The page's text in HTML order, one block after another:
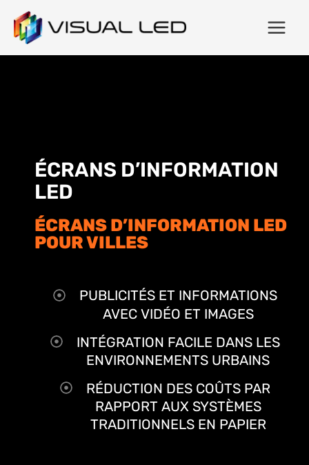
ÉCRANS D’INFORMATION
LED
ÉCRANS D’INFORMATION LED
POUR VILLES
PUBLICITÉS ET INFORMATIONS
AVEC VIDÉO ET IMAGES
INTÉGRATION FACILE DANS LES
ENVIRONNEMENTS URBAINS
RÉDUCTION DES COÛTS PAR
RAPPORT AUX SYSTÈMES
TRADITIONNELS EN PAPIER